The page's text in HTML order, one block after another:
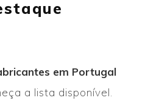
em Portugal
a lista disponível.